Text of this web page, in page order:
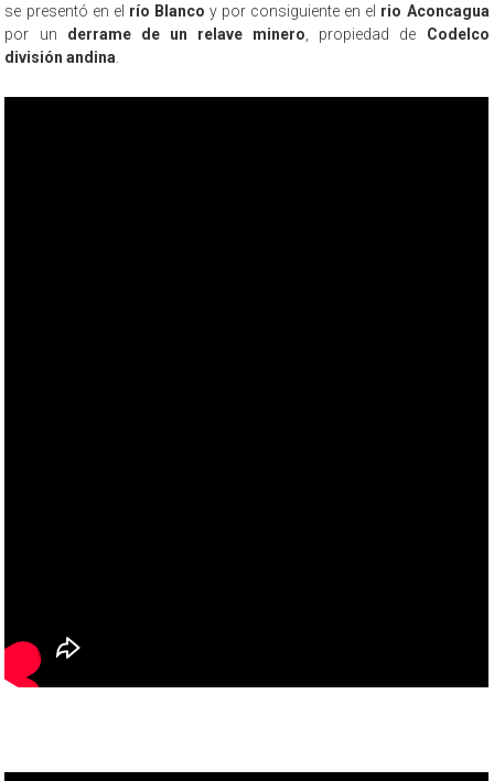
se presentó en el río Blanco y por consiguiente en el rio Aconcagua
por un derrame de un relave minero , propiedad de Codelco
división andina